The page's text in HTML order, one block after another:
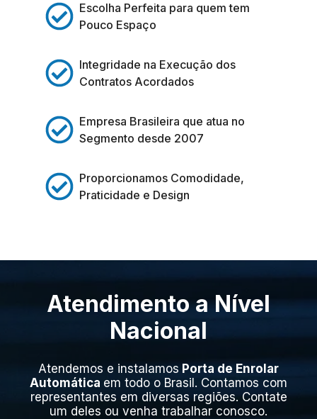
Escolha Perfeita para quem tem
Pouco Espaço
Integridade na Execução dos
Contratos Acordados
Empresa Brasileira que atua no
Segmento desde 2007
Proporcionamos Comodidade,
Praticidade e Design
Atendimento a Nível
Nacional
Atendemos e instalamos Porta de Enrolar
Automática em todo o Brasil. Contamos com
representantes em diversas regiões. Contate
um deles ou venha trabalhar conosco.